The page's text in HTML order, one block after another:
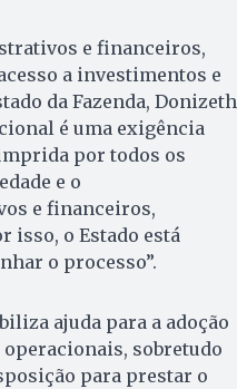
e financeiros,
a investimentos e
da Fazenda, Donizeth
é uma exigência
por todos os
e o
e financeiros,
isso, o Estado está
o processo”.
ajuda para a adoção
operacionais, sobretudo
para prestar o